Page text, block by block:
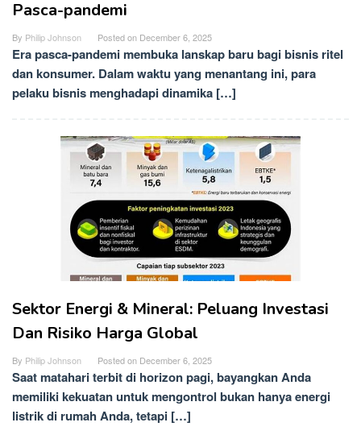
Pasca-pandemi
By Philip Johnson Posted on December 6, 2025
Era pasca-pandemi membuka lanskap baru bagi bisnis ritel
dan konsumer. Dalam waktu yang menantang ini, para
pelaku bisnis menghadapi dinamika […]
Sektor Energi & Mineral: Peluang Investasi
Dan Risiko Harga Global
By Philip Johnson Posted on December 6, 2025
Saat matahari terbit di horizon pagi, bayangkan Anda
memiliki kekuatan untuk mengontrol bukan hanya energi
listrik di rumah Anda, tetapi […]